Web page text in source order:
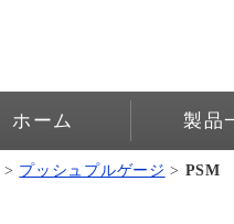
ホーム 製品
> プッシュプルゲージ > PSM